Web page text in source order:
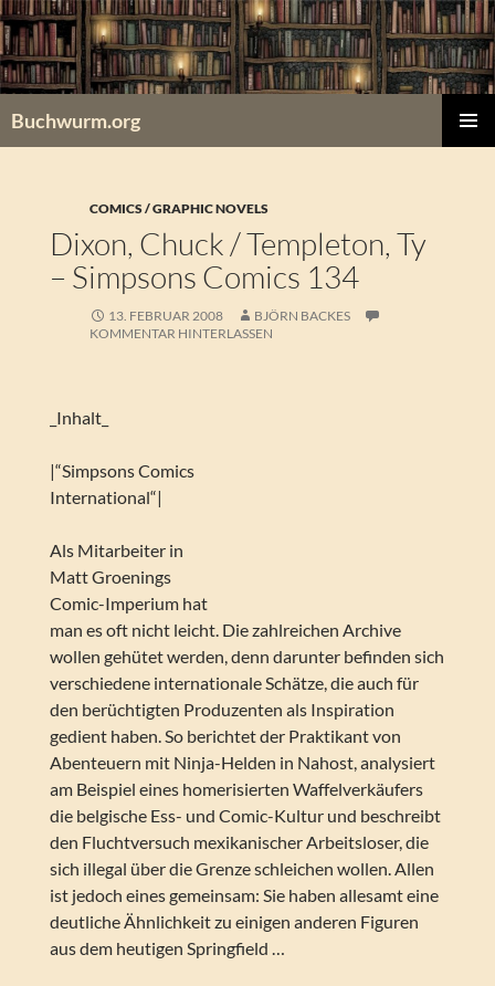
Zum
Inhalt
springen
Buchwurm.org
COMICS / GRAPHIC NOVELS
Dixon, Chuck / Templeton, Ty
– Simpsons Comics 134
13. FEBRUAR 2008
BJÖRN BACKES
KOMMENTAR HINTERLASSEN
_Inhalt_
|“Simpsons Comics
International“|
Als Mitarbeiter in
Matt Groenings
Comic-Imperium hat
man es oft nicht leicht. Die zahlreichen Archive
wollen gehütet werden, denn darunter befinden sich
verschiedene internationale Schätze, die auch für
den berüchtigten Produzenten als Inspiration
gedient haben. So berichtet der Praktikant von
Abenteuern mit Ninja-Helden in Nahost, analysiert
am Beispiel eines homerisierten Waffelverkäufers
die belgische Ess- und Comic-Kultur und beschreibt
den Fluchtversuch mexikanischer Arbeitsloser, die
sich illegal über die Grenze schleichen wollen. Allen
ist jedoch eines gemeinsam: Sie haben allesamt eine
deutliche Ähnlichkeit zu einigen anderen Figuren
aus dem heutigen Springfield …